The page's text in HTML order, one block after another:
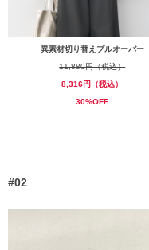
異素材切り替えプルオーバー
11,880円（税込）
8,316円（税込）
30%OFF
#02